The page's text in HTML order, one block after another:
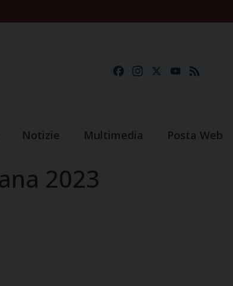
FacebookInstagramYouTube
Notizie Multimedia Posta Web
2023